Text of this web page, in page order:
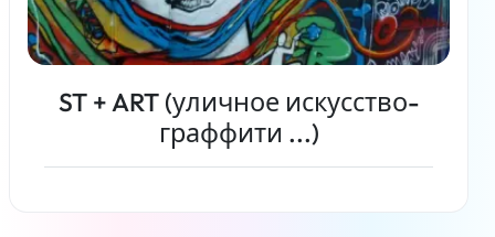
ST + ART (уличное искусство-
граффити ...)